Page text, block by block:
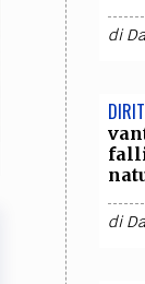
di
di